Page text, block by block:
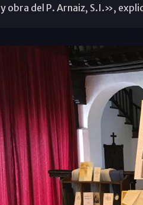
y obra del P. Arnaiz, S.I.»,